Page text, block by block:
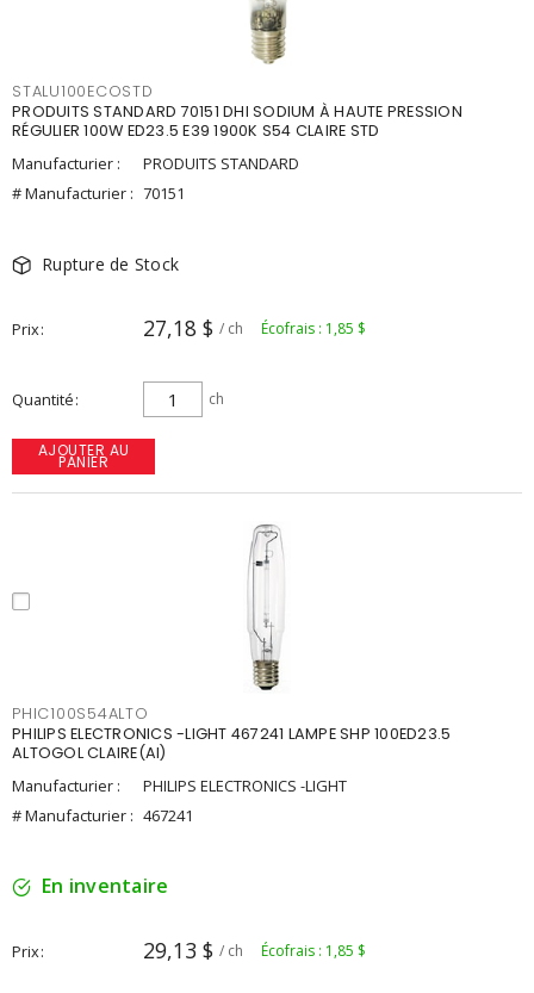
STALU100ECOSTD
PRODUITS STANDARD 70151 DHI SODIUM À HAUTE PRESSION
RÉGULIER 100W ED23.5 E39 1900K S54 CLAIRE STD
Manufacturier :
PRODUITS STANDARD
# Manufacturier : 70151
Rupture de Stock
Prix 27,18 $ / ch Écofrais : 1,85 $
Quantité ch
AJOUTER AU
PANIER
PHIC100S54ALTO
PHILIPS ELECTRONICS -LIGHT 467241 LAMPE SHP 100ED23.5
ALTOGOL CLAIRE(AI)
Manufacturier :
PHILIPS ELECTRONICS -LIGHT
# Manufacturier : 467241
En inventaire
Prix 29,13 $ / ch Écofrais : 1,85 $